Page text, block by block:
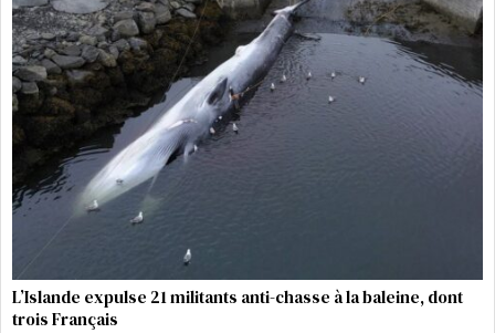
L’Islande expulse 21 militants anti-chasse à la baleine, dont
trois Français